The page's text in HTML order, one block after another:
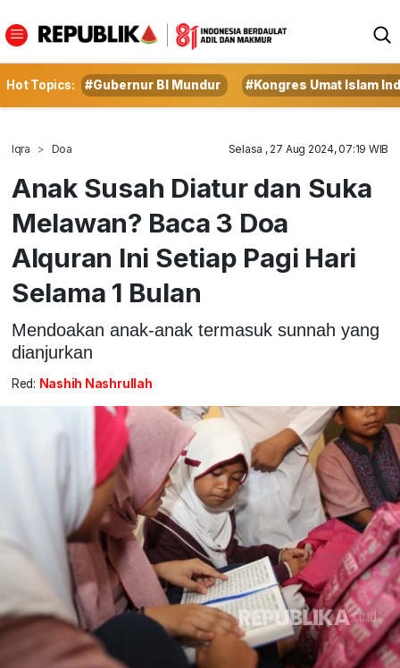
Hot Topics: #Gubernur BI Mundur #Kongres Umat Islam
Iqra Doa Selasa , 27 Aug 2024, 07:19 WIB
Anak Susah Diatur dan Suka
Melawan? Baca 3 Doa
Alquran Ini Setiap Pagi Hari
Selama 1 Bulan
Mendoakan anak-anak termasuk sunnah yang
dianjurkan
Red: Nashih Nashrullah